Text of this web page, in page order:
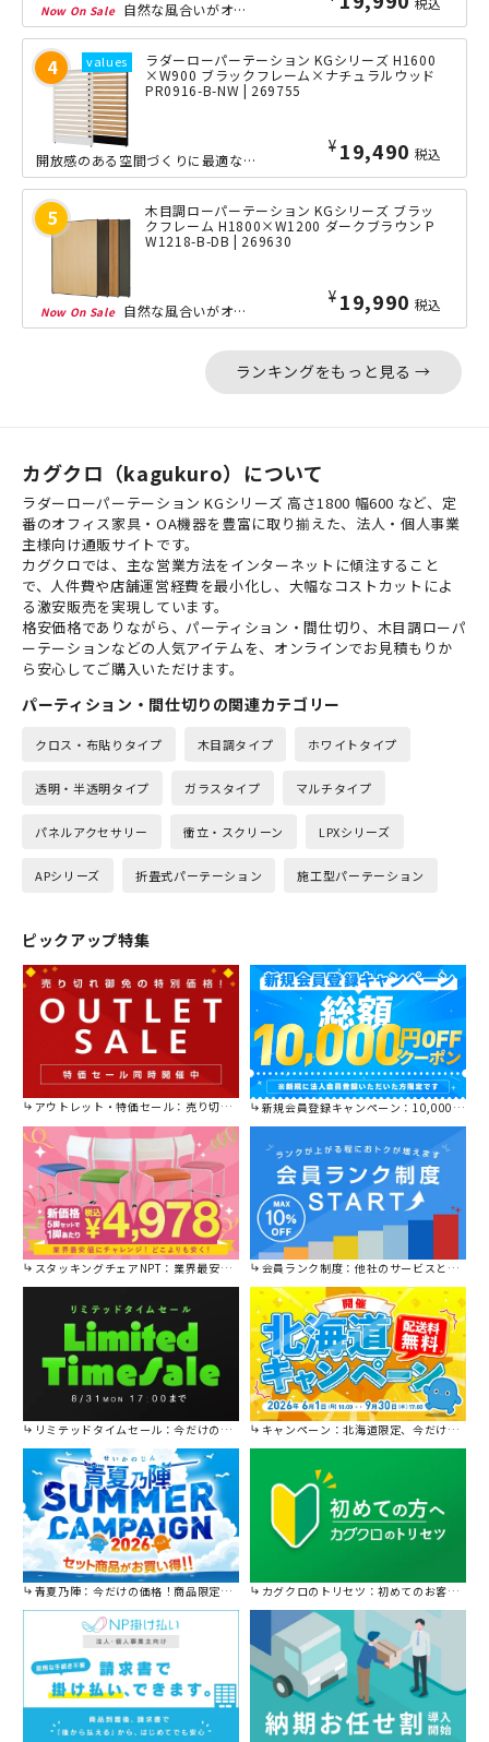
自然な風合いがオフィスに落ち着きを与える木目調パネルを、選べる木目タイプも豊富に...
ラダーローパーテーション KGシリーズ H1600
×W900 ブラックフレーム×ナチュラルウッド
PR0916-B-NW | 269755
¥ 19,490 税込
開放感のある空間づくりに最適な、高さ1600mmのラダーパーテーションです。木目...
木目調ローパーテーション KGシリーズ ブラッ
クフレーム H1800×W1200 ダークブラウン P
W1218-B-DB | 269630
¥ 19,990 税込
自然な風合いがオフィスに落ち着きを与える木目調パネルを、選べる木目タイプも豊富に...
ランキングをもっと見る →
カグクロ（kagukuro）について
ラダーローパーテーション KGシリーズ 高さ1800 幅600 など、定
番のオフィス家具・OA機器を豊富に取り揃えた、法人・個人事業
主様向け通販サイトです。
カグクロでは、主な営業方法をインターネットに傾注すること
で、人件費や店舗運営経費を最小化し、大幅なコストカットによ
る激安販売を実現しています。
格安価格でありながら、パーティション・間仕切り、木目調ローパ
ーテーションなどの人気アイテムを、オンラインでお見積もりか
ら安心してご購入いただけます。
パーティション・間仕切りの関連カテゴリー
クロス・布貼りタイプ 木目調タイプ ホワイトタイプ
透明・半透明タイプ ガラスタイプ マルチタイプ
パネルアクセサリー 衝立・スクリーン LPXシリーズ
APシリーズ 折畳式パーテーション 施工型パーテーション
ピックアップ特集
アウトレット・特価セール：売り切れ御免の特別価格！ 新規会員登録キャンペーン：10,000円OFFクーポン進呈中！
スタッキングチェアNPT：業界最安値に挑戦！ 会員ランク制度：他社のサービスと比較してください。
リミテッドタイムセール：今だけの限定セール。 キャンペーン：北海道限定、今だけ送料無料！
青夏乃陣：今だけの価格！商品限定セール開催中です。 カグクロのトリセツ：初めてのお客様はこちら。